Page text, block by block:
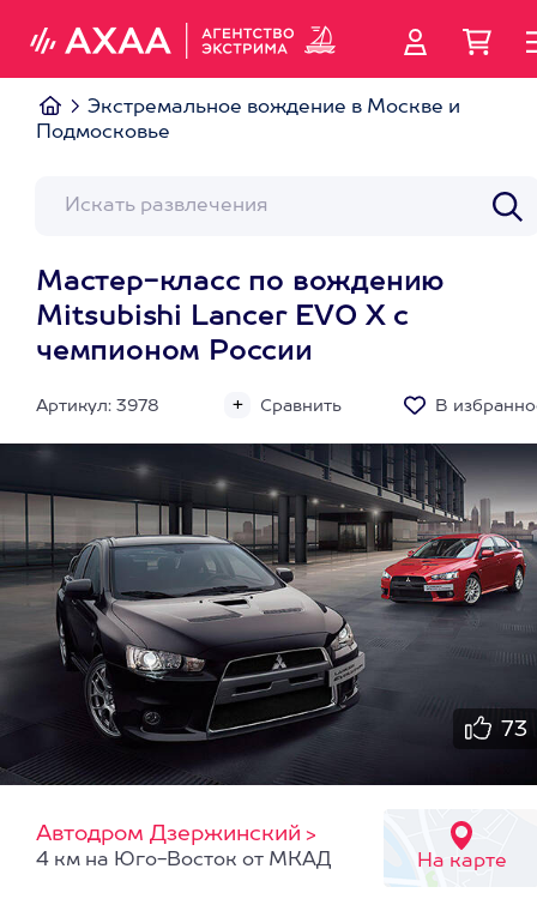
Экстремальное вождение в Москве и
Подмосковье
Мастер-класс по вождению
Mitsubishi Lancer EVO X с
чемпионом России
Артикул: 3978 Сравнить В
73
Автодром Дзержинский >
На карте
4 км на Юго-Восток от МКАД